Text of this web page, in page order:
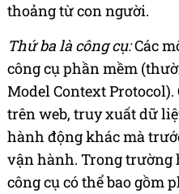
thoảng từ con người.
Thứ ba là công cụ:Các
công cụ phần mềm
Model Context
trên web, truy xuất dữ
hành động khác mà
vận hành. Trong trường
công cụ có thể bao gồm